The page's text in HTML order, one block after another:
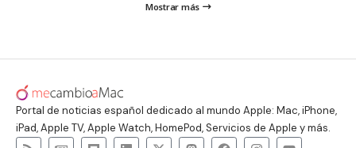
Mostrar más
Portal de noticias español dedicado al mundo Apple: Mac, iPhone,
iPad, Apple TV, Apple Watch, HomePod, Servicios de Apple y más.